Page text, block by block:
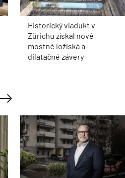
Historický viadukt v
Zürichu získal nové
mostné ložiská a
dilatačné závery